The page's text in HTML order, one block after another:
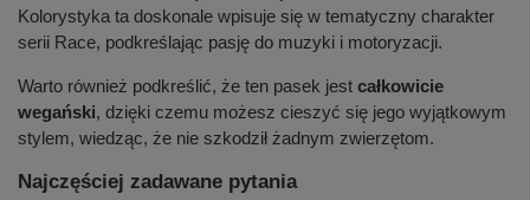
Kolorystyka ta doskonale wpisuje się w tematyczny charakter
serii Race, podkreślając pasję do muzyki i motoryzacji.
Warto również podkreślić, że ten pasek jest całkowicie
wegański, dzięki czemu możesz cieszyć się jego wyjątkowym
stylem, wiedząc, że nie szkodził żadnym zwierzętom.
Najczęściej zadawane pytania